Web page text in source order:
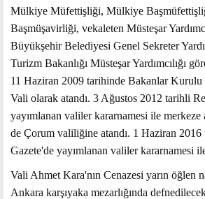
Mülkiye Müfettişliği, Mülkiye
Başmüşavirliği, vekaleten Müsteşar
Büyükşehir Belediyesi Genel Sekreter
Turizm Bakanlığı Müsteşar Yardımcılığı
11 Haziran 2009 tarihinde Bakanlar
Vali olarak atandı. 3 Ağustos 2012 tarihli
yayımlanan valiler kararnamesi ile
de Çorum valiliğine atandı. 1 Haziran 2016
Gazete'de yayımlanan valiler kararnamesi
Vali Ahmet Kara'nın Cenazesi yarın öğlen
Ankara karşıyaka mezarlığında